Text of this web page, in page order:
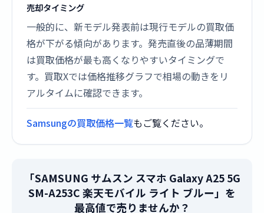
売却タイミング
一般的に、新モデル発表前は現行モデルの買取価
格が下がる傾向があります。発売直後の品薄期間
は買取価格が最も高くなりやすいタイミングで
す。買取Xでは価格推移グラフで相場の動きをリ
アルタイムに確認できます。
Samsungの買取価格一覧もご覧ください。
「SAMSUNG サムスン スマホ Galaxy A25 5G
SM-A253C 楽天モバイル ライト ブルー」を
最高値で売りませんか？